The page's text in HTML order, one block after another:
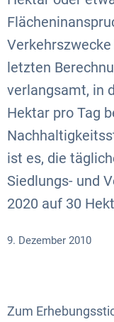
letzten
verlangsamt, in
Hektar pro Tag
ist es, die
Siedlungs- und
2020 auf 30
9. Dezember 2010
Zum